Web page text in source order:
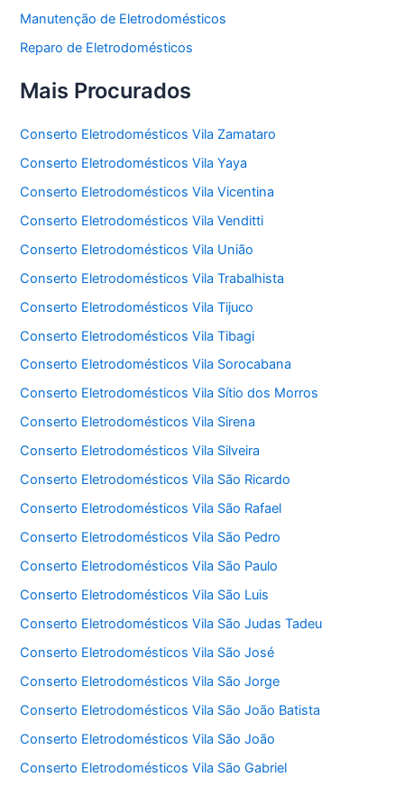
Manutenção de Eletrodomésticos
Reparo de Eletrodomésticos
Mais Procurados
Conserto Eletrodomésticos Vila Zamataro
Conserto Eletrodomésticos Vila Yaya
Conserto Eletrodomésticos Vila Vicentina
Conserto Eletrodomésticos Vila Venditti
Conserto Eletrodomésticos Vila União
Conserto Eletrodomésticos Vila Trabalhista
Conserto Eletrodomésticos Vila Tijuco
Conserto Eletrodomésticos Vila Tibagi
Conserto Eletrodomésticos Vila Sorocabana
Conserto Eletrodomésticos Vila Sítio dos Morros
Conserto Eletrodomésticos Vila Sirena
Conserto Eletrodomésticos Vila Silveira
Conserto Eletrodomésticos Vila São Ricardo
Conserto Eletrodomésticos Vila São Rafael
Conserto Eletrodomésticos Vila São Pedro
Conserto Eletrodomésticos Vila São Paulo
Conserto Eletrodomésticos Vila São Luis
Conserto Eletrodomésticos Vila São Judas Tadeu
Conserto Eletrodomésticos Vila São José
Conserto Eletrodomésticos Vila São Jorge
Conserto Eletrodomésticos Vila São João Batista
Conserto Eletrodomésticos Vila São João
Conserto Eletrodomésticos Vila São Gabriel